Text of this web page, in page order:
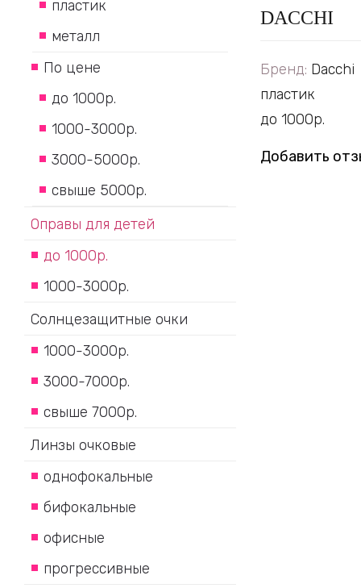
DACCHI
Бренд: Dacchi
пластик
до 1000р.
Добавить
пластик
металл
По цене
до 1000р.
1000-3000р.
3000-5000р.
свыше 5000р.
Оправы для детей
до 1000р.
1000-3000р.
Солнцезащитные очки
1000-3000р.
3000-7000р.
свыше 7000р.
Линзы очковые
однофокальные
бифокальные
офисные
прогрессивные